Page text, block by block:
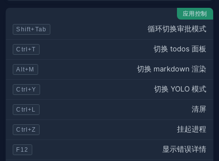
应用控制
Shift+Tab 循环切换审批模式
Ctrl+T 切换 todos 面板
Alt+M 切换 markdown 渲染
Ctrl+Y 切换 YOLO 模式
Ctrl+L 清屏
Ctrl+Z 挂起进程
F12 显示错误详情